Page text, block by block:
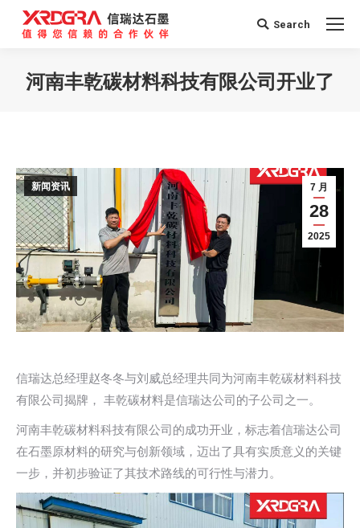
Search:
Search
河南丰乾碳材料科技有限公司开业了
7 月
28
2025
新闻资讯
信瑞达总经理赵冬冬与刘威总经理共同为河南丰乾碳材料科技
有限公司揭牌， 丰乾碳材料是信瑞达公司的子公司之一。
河南丰乾碳材料科技有限公司的成功开业，标志着信瑞达公司
在石墨原材料的研究与创新领域，迈出了具有实质意义的关键
一步，并初步验证了其技术路线的可行性与潜力。